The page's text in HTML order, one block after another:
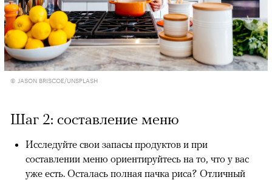
© JASON BRISCOE/UNSPLASH
Шаг 2: составление меню
Исследуйте свои запасы продуктов и при
составлении меню ориентируйтесь на то, что у вас
уже есть. Осталась полная пачка риса? Отличный